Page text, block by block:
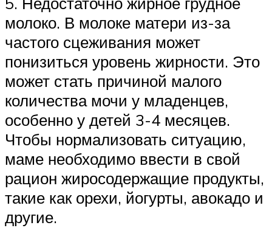
молоко. В молоке матери из-за
частого сцеживания может
понизиться уровень жирности. Это
может стать причиной малого
количества мочи у младенцев,
особенно у детей 3-4 месяцев.
Чтобы нормализовать ситуацию,
маме необходимо ввести в свой
рацион жиросодержащие продукты,
такие как орехи, йогурты, авокадо и
другие.